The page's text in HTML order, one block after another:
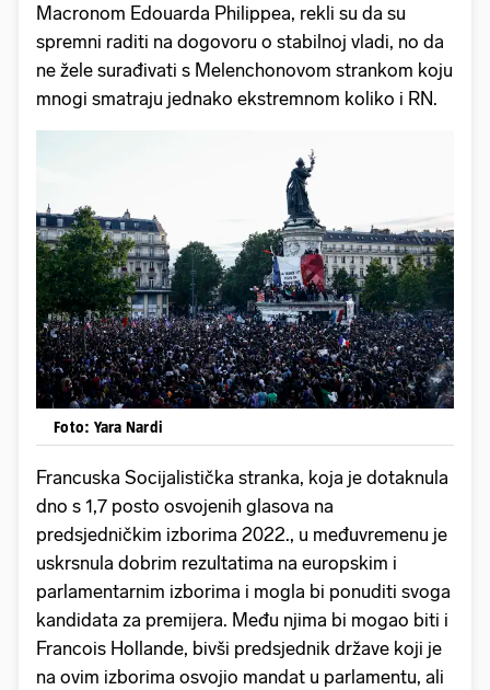
Macronom Edouarda Philippea, rekli su da su
spremni raditi na dogovoru o stabilnoj vladi, no da
ne žele surađivati s Melenchonovom strankom koju
mnogi smatraju jednako ekstremnom koliko i RN.
Foto: Yara Nardi
Francuska Socijalistička stranka, koja je dotaknula
dno s 1,7 posto osvojenih glasova na
predsjedničkim izborima 2022., u međuvremenu je
uskrsnula dobrim rezultatima na europskim i
parlamentarnim izborima i mogla bi ponuditi svoga
kandidata za premijera. Među njima bi mogao biti i
Francois Hollande, bivši predsjednik države koji je
na ovim izborima osvojio mandat u parlamentu, ali